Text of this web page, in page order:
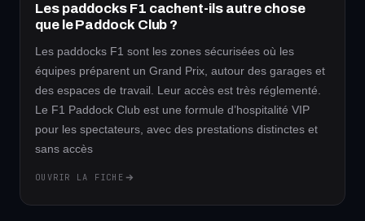
Les paddocks F1 cachent-ils autre chose
que le Paddock Club ?
Les paddocks F1 sont les zones sécurisées où les
équipes préparent un Grand Prix, autour des garages et
des espaces de travail. Leur accès est très réglementé.
Le F1 Paddock Club est une formule d’hospitalité VIP
pour les spectateurs, avec des prestations distinctes et
sans accès
OUVRIR LA FICHE